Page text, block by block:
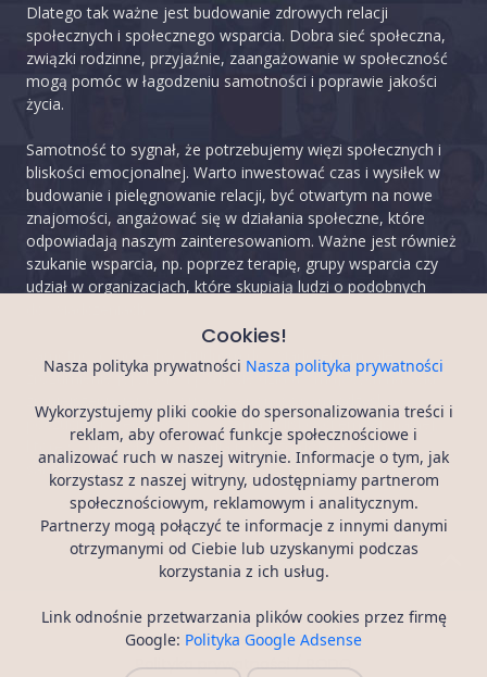
Dlatego tak ważne jest budowanie zdrowych relacji
społecznych i społecznego wsparcia. Dobra sieć społeczna,
związki rodzinne, przyjaźnie, zaangażowanie w społeczność
mogą pomóc w łagodzeniu samotności i poprawie jakości
życia.
Samotność to sygnał, że potrzebujemy więzi społecznych i
bliskości emocjonalnej. Warto inwestować czas i wysiłek w
budowanie i pielęgnowanie relacji, być otwartym na nowe
znajomości, angażować się w działania społeczne, które
odpowiadają naszym zainteresowaniom. Ważne jest również
szukanie wsparcia, np. poprzez terapię, grupy wsparcia czy
udział w organizacjach, które skupiają ludzi o podobnych
Samotność może być trudnym doświadczeniem, ale
zrozumienie jej źródeł i podjęcie działań mających na celu
zmniejszenie jej wpływu może pomóc nam odzyskać
poczucie społecznego połączenia i bliskości emocjonalnej,
które są niezwykle ważne dla naszego dobrostanu i
satysfakcji z życia.
Artykuły
Regulamin
Polityka prywatności / RODO
Cookies!
Nasza polityka prywatności Nasza polityka prywatności
Wykorzystujemy pliki cookie do spersonalizowania treści i
reklam, aby oferować funkcje społecznościowe i
analizować ruch w naszej witrynie. Informacje o tym, jak
korzystasz z naszej witryny, udostępniamy partnerom
społecznościowym, reklamowym i analitycznym.
Partnerzy mogą połączyć te informacje z innymi danymi
otrzymanymi od Ciebie lub uzyskanymi podczas
korzystania z ich usług.
Link odnośnie przetwarzania plików cookies przez firmę
Google: Polityka Google Adsense